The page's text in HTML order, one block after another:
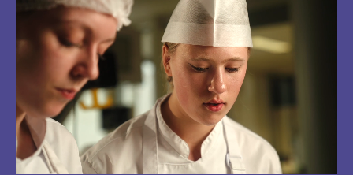
voorschriften en kwaliteitseisen voldoet. Natuurlijk
werk je zelf ook mee in de bakkerij. Want bakken blijft
je lust en je leven.